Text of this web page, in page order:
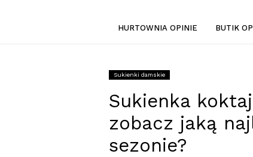
HURTOWNIA OPINIE BUTIK
Sukienki damskie
Sukienka
zobacz jaką
sezonie?